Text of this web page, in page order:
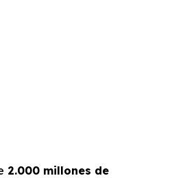
2.000 millones de